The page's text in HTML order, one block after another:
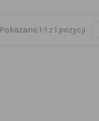
Pokazano 1-1 z 1 pozycji